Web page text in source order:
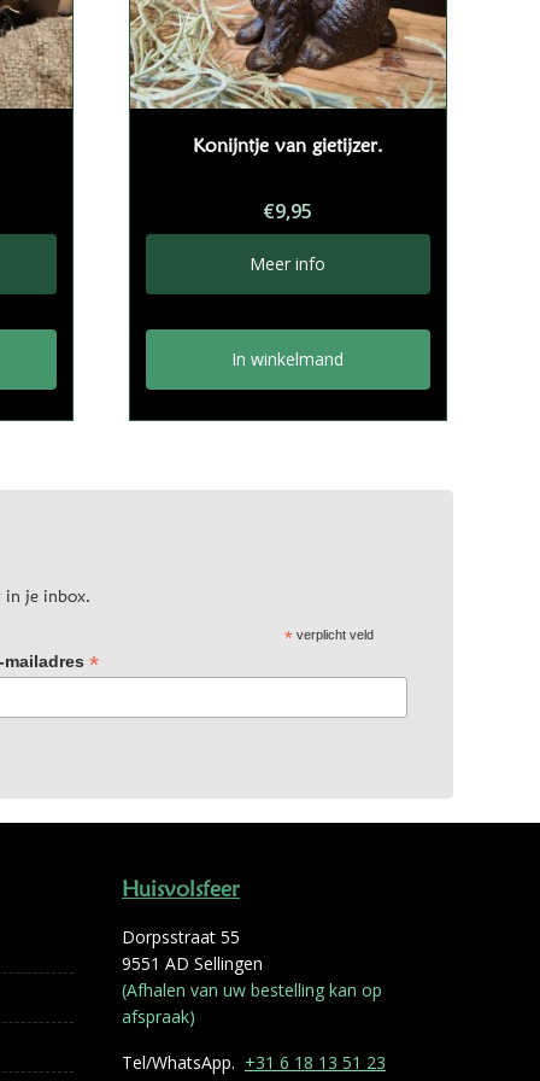
Konijntje van gietijzer.
€9,95
Meer info
In winkelmand
in je inbox.
*verplicht veld
mailadres *
Huisvolsfeer
Dorpsstraat 55
9551 AD Sellingen
(Afhalen van uw bestelling kan op
afspraak)
Tel/WhatsApp. +31 6 18 13 51 23